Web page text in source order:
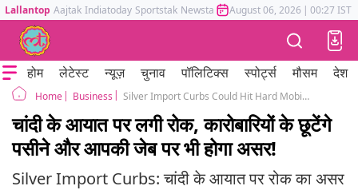
Lallantop Aajtak Indiatoday Sportstak Newstak Mumbai Tak Astrotak
August 06, 2026 | 00:27 IST
होम लेटेस्ट न्यूज़ चुनाव पॉलिटिक्स स्पोर्ट्स मौसम देश
Home Business Silver Import Curbs Could Hit Hard Mobile Phones to EVs Essentials May Get Costlier
चांदी के आयात पर लगी रोक, कारोबारियों के छूटेंगे
पसीने और आपकी जेब पर भी होगा असर!
Silver Import Curbs: चांदी के आयात पर रोक का असर